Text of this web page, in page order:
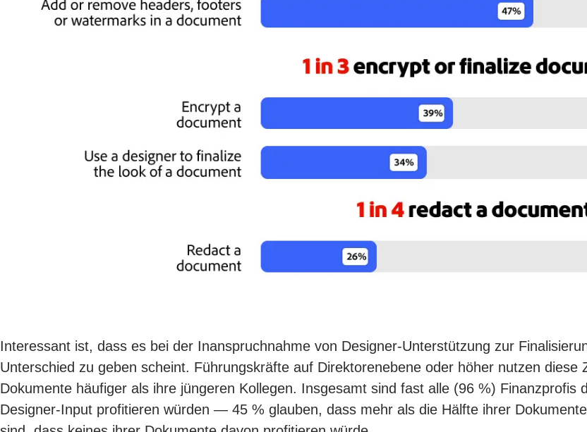
Interessant ist, dass es bei der Inanspruchnahme von Designer-Unterstützung zur
Unterschied zu geben scheint. Führungskräfte auf Direktorenebene oder höher nutzen
Dokumente häufiger als ihre jüngeren Kollegen. Insgesamt sind fast alle (96 %)
Designer-Input profitieren würden — 45 % glauben, dass mehr als die Hälfte ihrer